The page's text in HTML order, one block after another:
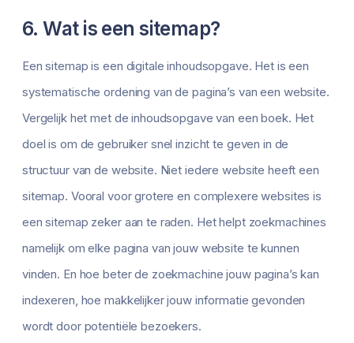
6. Wat is een sitemap?
Een sitemap is een digitale inhoudsopgave. Het is een
systematische ordening van de pagina’s van een website.
Vergelijk het met de inhoudsopgave van een boek. Het
doel is om de gebruiker snel inzicht te geven in de
structuur van de website. Niet iedere website heeft een
sitemap. Vooral voor grotere en complexere websites is
een sitemap zeker aan te raden. Het helpt zoekmachines
namelijk om elke pagina van jouw website te kunnen
vinden. En hoe beter de zoekmachine jouw pagina’s kan
indexeren, hoe makkelijker jouw informatie gevonden
wordt door potentiële bezoekers.